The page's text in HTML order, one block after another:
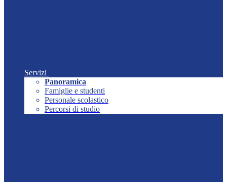
Servizi
Panoramica
Famiglie e studenti
Personale scolastico
Percorsi di studio